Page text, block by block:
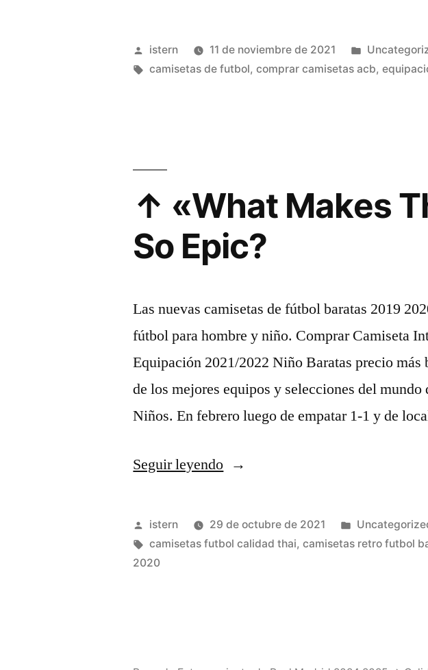
Sappho
(2021),
Publicado
por
istern 11 de noviembre de 2021
Publicado
en
Etiquetas:
camisetas de futbol,comprar camisetas acb,
↑ «What Makes
So Epic?
Las nuevas camisetas de fútbol baratas 2019
fútbol para hombre y niño. Comprar Camiseta
Equipación 2021/2022 Niño Baratas precio
de los mejores equipos y selecciones del
Niños. En febrero luego de empatar 1-1 y de
Seguir leyendo«↑
Makes
The
Publicado
por
istern 29 de octubre de 2021
Publicado
en
Etiquetas:
camisetas futbol calidad thai,camisetas retro futbol
2020